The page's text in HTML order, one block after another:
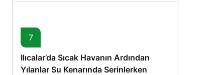
7
Ilıcalar’da Sıcak Havanın Ardından
Yılanlar Su Kenarında Serinlerken